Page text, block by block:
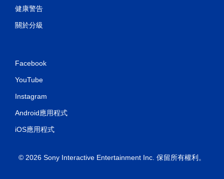
健康警告
關於分級
Facebook
YouTube
Instagram
Android應用程式
iOS應用程式
© 2026 Sony Interactive Entertainment Inc. 保留所有權利。